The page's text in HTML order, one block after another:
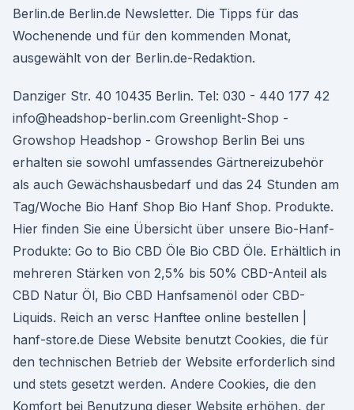
Berlin.de Berlin.de Newsletter. Die Tipps für das
Wochenende und für den kommenden Monat,
ausgewählt von der Berlin.de-Redaktion.
Danziger Str. 40 10435 Berlin. Tel: 030 - 440 177 42
info@headshop-berlin.com Greenlight-Shop -
Growshop Headshop - Growshop Berlin Bei uns
erhalten sie sowohl umfassendes Gärtnereizubehör
als auch Gewächshausbedarf und das 24 Stunden am
Tag/Woche Bio Hanf Shop Bio Hanf Shop. Produkte.
Hier finden Sie eine Übersicht über unsere Bio-Hanf-
Produkte: Go to Bio CBD Öle Bio CBD Öle. Erhältlich in
mehreren Stärken von 2,5% bis 50% CBD-Anteil als
CBD Natur Öl, Bio CBD Hanfsamenöl oder CBD-
Liquids. Reich an versc Hanftee online bestellen |
hanf-store.de Diese Website benutzt Cookies, die für
den technischen Betrieb der Website erforderlich sind
und stets gesetzt werden. Andere Cookies, die den
Komfort bei Benutzung dieser Website erhöhen, der